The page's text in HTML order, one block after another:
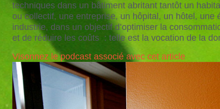
techniques dans un bâtiment abritant tantôt un
ou collectif, une entreprise, un hôpital, un hôtel, une
industrie, dans un objectif d’optimiser la
et de réduire les coûts : telle est la vocation de la
Visonnez le podcast associé avec cet article